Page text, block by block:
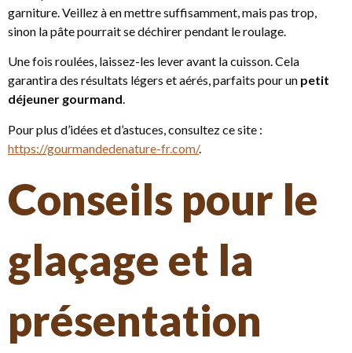
garniture. Veillez à en mettre suffisamment, mais pas trop,
sinon la pâte pourrait se déchirer pendant le roulage.
Une fois roulées, laissez-les lever avant la cuisson. Cela
garantira des résultats légers et aérés, parfaits pour un petit
déjeuner gourmand.
Pour plus d’idées et d’astuces, consultez ce site :
https://gourmandedenature-fr.com/.
Conseils pour le
glaçage et la
présentation